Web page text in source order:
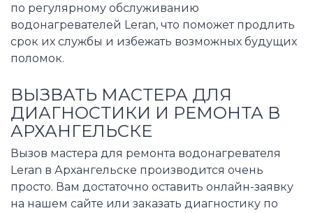
по регулярному обслуживанию
водонагревателей Leran, что поможет продлить
срок их службы и избежать возможных будущих
поломок.
ВЫЗВАТЬ МАСТЕРА ДЛЯ
ДИАГНОСТИКИ И РЕМОНТА В
АРХАНГЕЛЬСКЕ
Вызов мастера для ремонта водонагревателя
Leran в Архангельске производится очень
просто. Вам достаточно оставить онлайн-заявку
на нашем сайте или заказать диагностику по